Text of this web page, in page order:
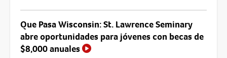
Que Pasa Wisconsin: St. Lawrence Seminary
abre oportunidades para jóvenes con becas de
$8,000 anuales